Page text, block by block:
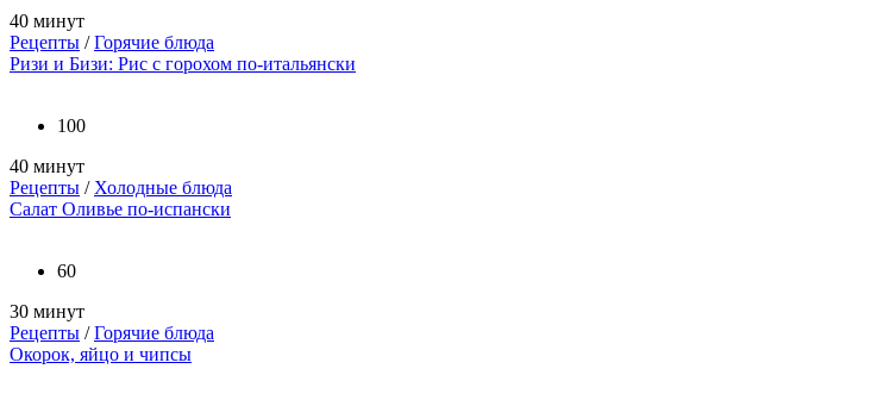
40 минут
Рецепты /Горячие блюда
Ризи и Бизи: Рис с горохом по-итальянски
100
40 минут
Рецепты / Холодные блюда
Салат Оливье по-испански
60
30 минут
Рецепты /Горячие блюда
Окорок, яйцо и чипсы